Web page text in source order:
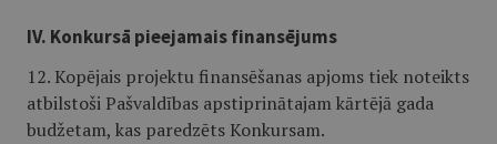
IV. Konkursā pieejamais finansējums
12. Kopējais projektu finansēšanas apjoms tiek noteikts
atbilstoši Pašvaldības apstiprinātajam kārtējā gada
budžetam, kas paredzēts Konkursam.